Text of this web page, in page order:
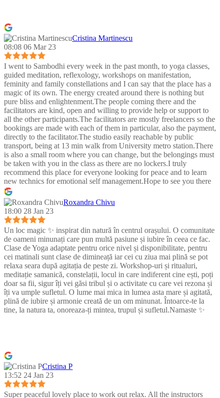
Cristina Martinescu
08:08 06 Mar 23
I went to Sambodhi every week in the past month, to yoga classes,
guided meditation, reflexology, workshops on manifestation,
feminity and family constellations and I can say that the place has a
magic of its own. The energy created around there is nothing but
pure bliss and enlightenment.The people coming there and the
facilitators are kind, open and willing to provide help or support to
all the other participants.The facilitators are mostly freelancers so the
bookings are made with each of them in particular, also the payment,
directly to the facilitator.The studio easily reachable by public
transport, being at 13 min walk from University metro station.There
is also a small room where you can change, but the belongings must
be taken with you in the class as there are no lockers.I truly
recommend this place for everyone looking for peace and to learn
new technics for emotional self management.Hope to see you there
:)
Roxandra Chivu
18:00 28 Jan 23
Un loc magic ✨ inspirat din natură în centrul orașului. O comunitate
de oameni minunați care pun multă pasiune și iubire în ceea ce fac.
Clase de Yoga adaptate pentru orice nivel și disponibilitate, pentru
cei matinali sunt clase de dimineață iar cei cu ziua mai plină se pot
relaxa seara după agitația de peste zi. Workshop-uri și ritualuri,
meditație samanică, constelații, locul in care indiferent cine ești, poți
doar sa fii, sigur îți vei găsi tribul și o activitate cu care vei rezona și
îți va umple sufletul. O lume mai mica in lumea asta mare și agitată,
plină de iubire și armonie creată de un om minunat. Întoarce-te la
tine, la natura ta, onoreaza-ți mintea, trupul și sufletul.Namaste ✨
Cristina P
13:52 24 Jan 23
Super peaceful lovely place to work out relax. All the instructors